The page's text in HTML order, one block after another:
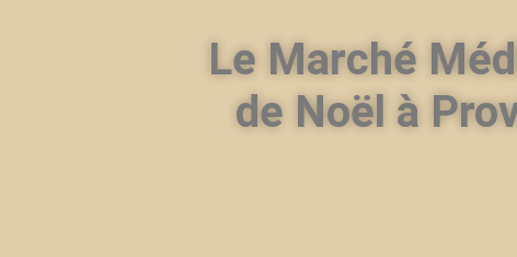
Le Marché
de Noël à